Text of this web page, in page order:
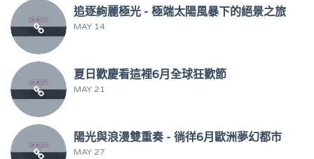
追逐絢麗極光 - 極端太陽風暴下的絕景之旅
MAY 14
夏日歡慶看這裡6月全球狂歡節
MAY 21
陽光與浪漫雙重奏 - 徜徉6月歐洲夢幻都市
MAY 27